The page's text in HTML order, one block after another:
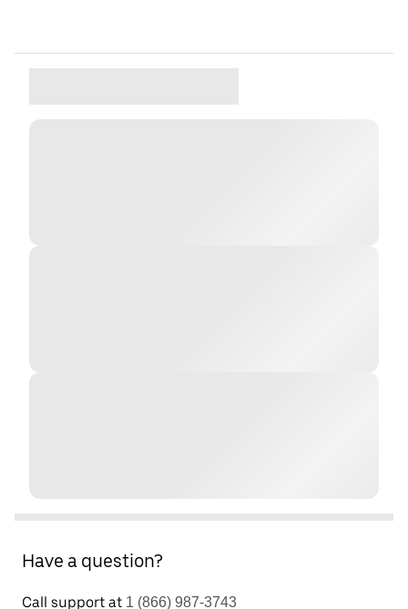
Have a question?
Call support at 1 (866) 987-3743